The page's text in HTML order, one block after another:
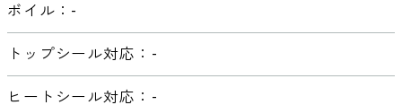
ボイル：-
トップシール対応：-
ヒートシール対応：-